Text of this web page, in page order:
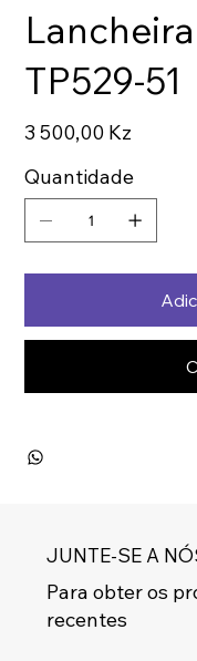
TP529-51
Preço
3 500,00 Kz
Quantidade
JUNTE-SE A
Para obter os
recentes